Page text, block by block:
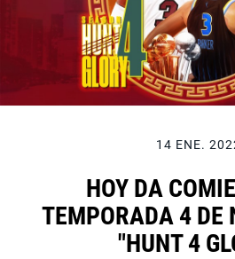
14 ENE.
HOY DA
TEMPORADA 4
"HUNT 4